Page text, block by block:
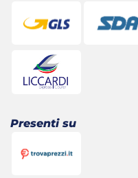
Presenti su